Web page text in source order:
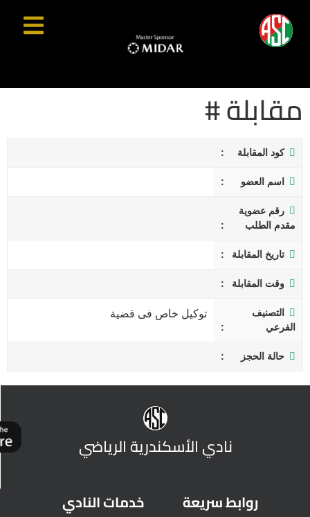
مقابلة #
كود المقابلة
اسم العضو
رقم عضوية
مقدم الطلب
تاريخ المقابلة
وقت المقابلة
التصنيف
الفرعي
توكيل خاص فى قضية
حالة الحجز
نادي الأسكندرية الرياضي
روابط سريعة خدمات النادي